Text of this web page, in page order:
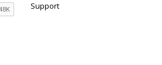
Support